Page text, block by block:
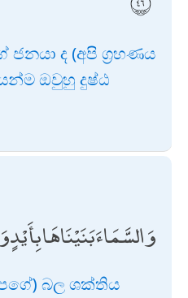
ද (අපි ග්‍රහණය
ඔවුහු දුෂ්ඨ
وَالسَّمَاءَ بَنَيْنَاهَا
බල ශක්තිය